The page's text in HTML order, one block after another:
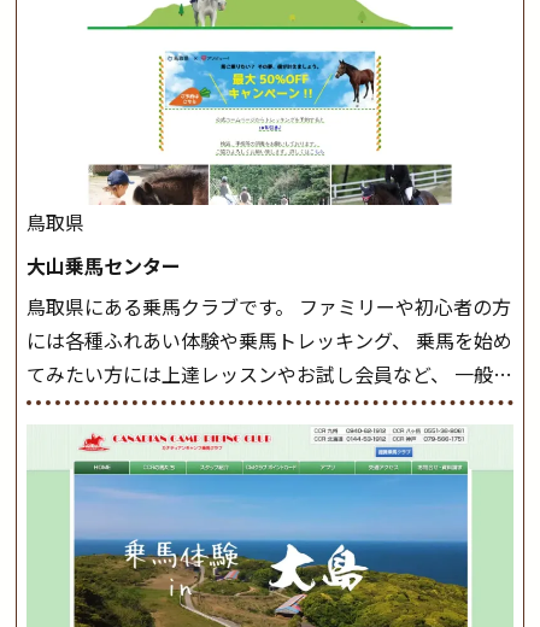
軽速歩(けいはやあし)ができるようになったら スタート
クラスへ。 グループレッスンで馬のスピードを調整し
ながら 軽速歩・正反撞(せいはんどう)を学びます。 安定
した手綱操作と軽速歩・正反撞ができるようになれば
駈歩(かけあし)練習に入ります。 ホップクラス スタート
クラスで常歩(なみあし)や 速歩、駈歩の初歩をマスター
したら、 次は部班にて駈歩を含めた誘導練習を行いま
しょう。 ステップクラス ホップクラスまでに練習した
まとめをします。 三種歩法をマスターし、ワンランク上
の扶助操作や誘導方法を身につけましょう。 注意事項
◆馬場使用状況により、使用する馬場はこちらで決定い
たしますのでご了承ください ◆基本は雨天決行です
が、落雷・強風等のより、安全上急遽中止させていただ
く場合がございます。 ◆三木ホースランドパークの協議
会や講習会等により、一部レッスンが中止になる場合が
ございます。 その際、ご予約いただいている皆様には事
前にご連絡いたします。MIKIホーストレックのツアー
はこちら
鳥取県
大山乗馬センター
鳥取県にある乗馬クラブです。 ファミリーや初心者の方
には各種ふれあい体験や乗馬トレッキング、 乗馬を始め
てみたい方には上達レッスンやお試し会員など、 一般の
方に幅広くお楽しみいただける施設を目指しています。
また、お手軽（低価格）に会員になったり自分の馬を持
つことのできる乗馬クラブでもあり、 健康や趣味、スポ
ーツ競技として、老若男女様々な方が、日々乗馬をお楽
しみいただいています。 なお、ゴールデンウィークと夏
休み期間中は無休で営業していますので、ぜひご家族で
お越しください！大山乗馬センターの紹介記事はこち